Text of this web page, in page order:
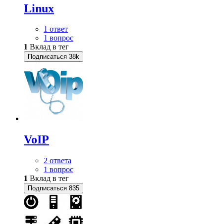
Linux
1 ответ
1 вопрос
1 Вклад в тег
Подписаться 38k
VoIP
2 ответа
1 вопрос
1 Вклад в тег
Подписаться 835